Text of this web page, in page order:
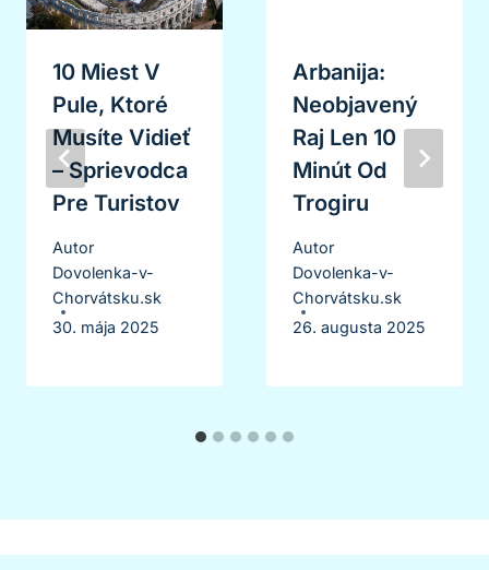
10 Miest V
Pule, Ktoré
Musíte Vidieť
– Sprievodca
Pre Turistov
Autor
Dovolenka-v-
Chorvátsku.sk
30. mája 2025
Arbanija:
Neobjavený
Raj Len 10
Minút Od
Trogiru
Autor
Dovolenka-v-
Chorvátsku.sk
26. augusta 2025